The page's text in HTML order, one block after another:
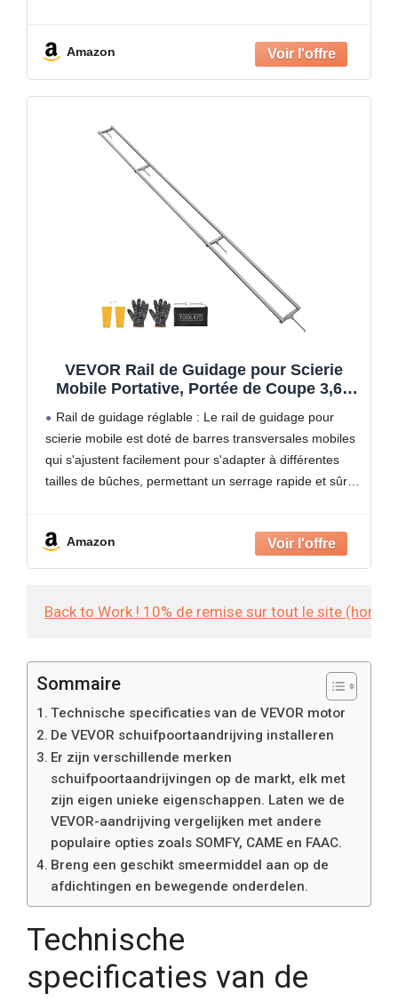
Amazon
VEVOR Rail de Guidage pour Scierie
Mobile Portative, Portée de Coupe 3,66
Tronçonneuse, avec 4 Barres
Transversales, 2 Cales, pour
Constructeurs et Menuisiers
Rail de guidage réglable : Le rail de guidage pour
scierie mobile est doté de barres transversales mobiles
qui s'ajustent facilement pour s'adapter à différentes
tailles de bûches, permettant un serrage rapide et sûr
Amazon
Back to Work ! 10% de remise sur tout le site (hors
Sommaire
Technische specificaties van de VEVOR motor
De VEVOR schuifpoortaandrijving installeren
Er zijn verschillende merken
schuifpoortaandrijvingen op de markt, elk met
zijn eigen unieke eigenschappen. Laten we de
VEVOR-aandrijving vergelijken met andere
populaire opties zoals SOMFY, CAME en FAAC.
Breng een geschikt smeermiddel aan op de
afdichtingen en bewegende onderdelen.
Technische
specificaties van de